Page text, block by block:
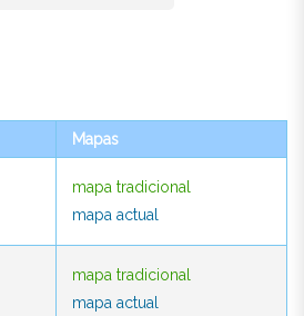
Mapas
mapa tradicional
mapa actual
mapa tradicional
mapa actual
Mapas
mapa actual
mapa actual